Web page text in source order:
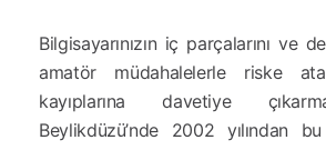
Bilgisayarınızın iç parçalarını ve
amatör müdahalelerle riske
kayıplarına davetiye
Beylikdüzü’nde 2002 yılından